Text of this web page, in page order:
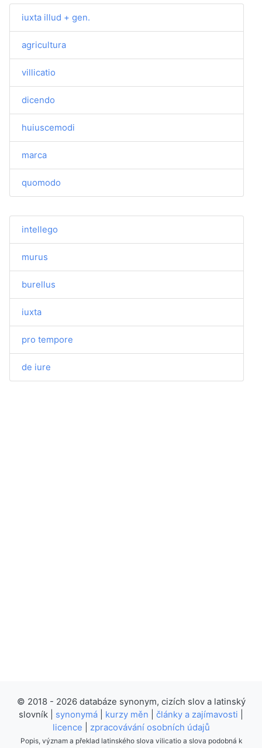
iuxta illud + gen.
agricultura
villicatio
dicendo
huiuscemodi
marca
quomodo
intellego
murus
burellus
iuxta
pro tempore
de iure
© 2018 - 2026 databáze synonym, cizích slov a latinský
slovník | synonymá kurzy měn články a zajímavosti
licence
zpracovávání osobních údajů
Popis, význam a překlad latinského slova vilicatio a slova podobná k